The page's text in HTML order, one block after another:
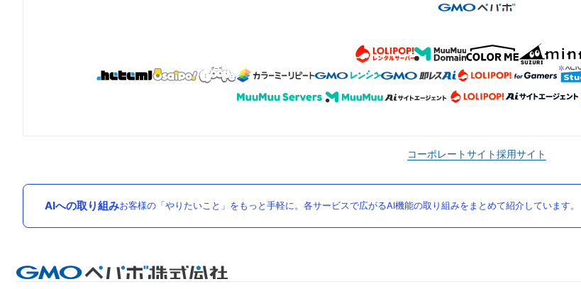
コーポレートサイト採用サイト
AIへの取り組みお客様の「やりたいこと」をもっと手軽に。各サービスで広がるAI機能の取り組みをまとめて紹介しています。